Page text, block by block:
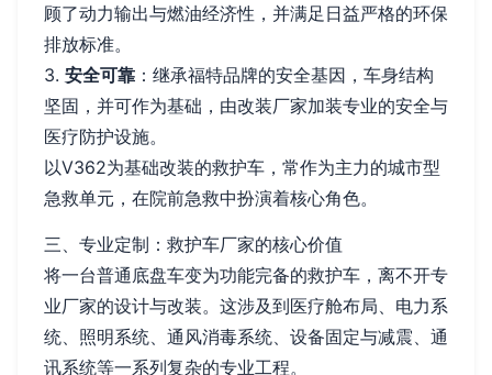
顾了动力输出与燃油经济性，并满足日益严格的环保
排放标准。
3. 安全可靠 ：继承福特品牌的安全基因，车身结构
坚固，并可作为基础，由改装厂家加装专业的安全与
医疗防护设施。
以V362为基础改装的救护车，常作为主力的城市型
急救单元，在院前急救中扮演着核心角色。
三、专业定制：救护车厂家的核心价值
将一台普通底盘车变为功能完备的救护车，离不开专
业厂家的设计与改装。这涉及到医疗舱布局、电力系
统、照明系统、通风消毒系统、设备固定与减震、通
讯系统等一系列复杂的专业工程。